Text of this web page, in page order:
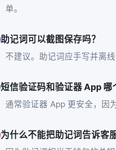
单。
助记词可以截图保存吗？
不建议。助记词应手写并离
短信验证码和验证器 App 哪
通常验证器 App 更安全，因
为什么不能把助记词告诉客